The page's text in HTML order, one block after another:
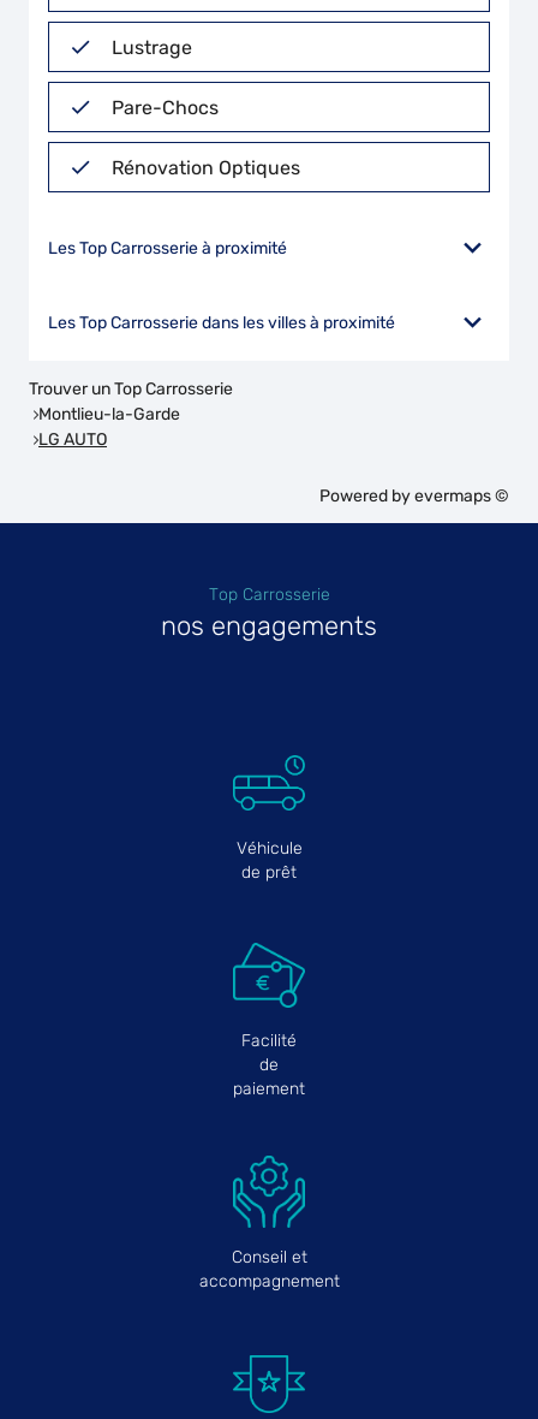
Lustrage
Pare-Chocs
Rénovation Optiques
Les Top Carrosserie à proximité
Les Top Carrosserie dans les villes à proximité
Trouver un Top Carrosserie
Montlieu-la-Garde
LG AUTO
Powered byevermaps ©
Top Carrosserie
nos engagements
Véhicule
de prêt
Facilité
de
paiement
Conseil et
accompagnement